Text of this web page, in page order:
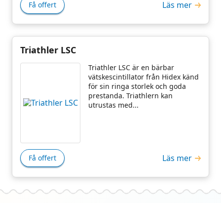
Få offert Läs mer
Triathler LSC
Triathler LSC är en bärbar
vätskescintillator från Hidex känd
för sin ringa storlek och goda
prestanda. Triathlern kan
utrustas med...
Få offert Läs mer